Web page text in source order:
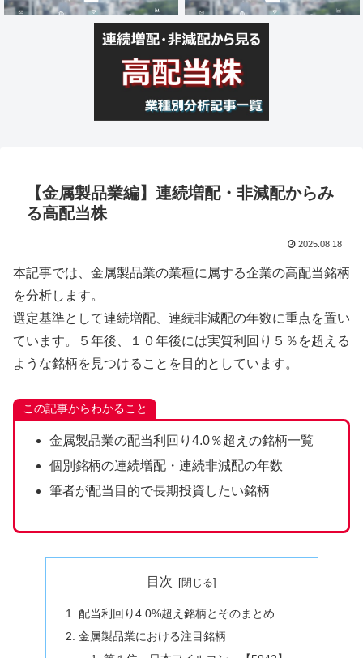
【金属製品業編】連続増配・非減配からみ
る高配当株
2025.08.18
本記事では、金属製品業の業種に属する企業の高配当銘柄
を分析します。
選定基準として連続増配、連続非減配の年数に重点を置い
ています。５年後、１０年後には実質利回り５％を超える
ような銘柄を見つけることを目的としています。
この記事からわかること
金属製品業の配当利回り4.0％超えの銘柄一覧
個別銘柄の連続増配・連続非減配の年数
筆者が配当目的で長期投資したい銘柄
目次
配当利回り4.0%超え銘柄とそのまとめ
金属製品業における注目銘柄